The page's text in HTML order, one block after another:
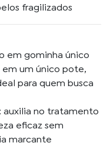
fragilizados
em gominha único
um único pote,
para quem busca
: auxilia no tratamento
eficaz sem
marcante